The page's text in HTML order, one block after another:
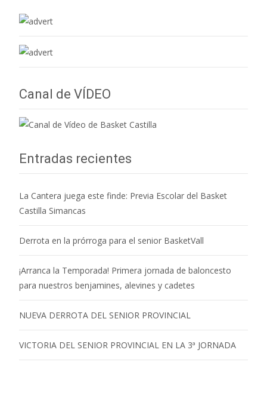
Canal de VÍDEO
Entradas recientes
La Cantera juega este finde: Previa Escolar del Basket
Castilla Simancas
Derrota en la prórroga para el senior BasketVall
¡Arranca la Temporada! Primera jornada de baloncesto
para nuestros benjamines, alevines y cadetes
NUEVA DERROTA DEL SENIOR PROVINCIAL
VICTORIA DEL SENIOR PROVINCIAL EN LA 3ª JORNADA